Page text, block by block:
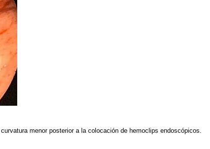
menor posterior a la colocación de hemoclips endoscópicos.